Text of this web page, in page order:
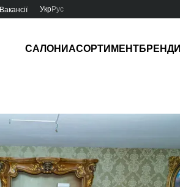
Вакансії УкрРус
САЛОНИАСОРТИМЕНТБРЕНДИ